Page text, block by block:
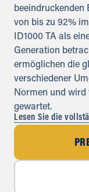
beeindruckenden
von bis zu 92%
ID1000 TA als
Generation
ermöglichen die
verschiedener
Normen und
gewartet.
Lesen Sie die